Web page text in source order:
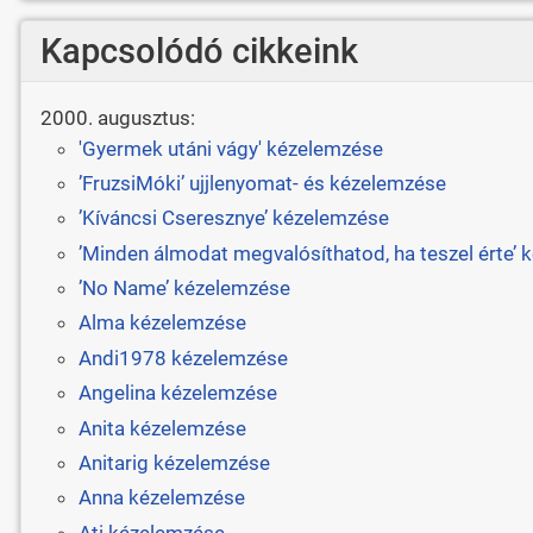
Kapcsolódó cikkeink
2000. augusztus:
'Gyermek utáni vágy' kézelemzése
’FruzsiMóki’ ujjlenyomat- és kézelemzése
’Kíváncsi Cseresznye’ kézelemzése
’Minden álmodat megvalósíthatod, ha teszel érte’
’No Name’ kézelemzése
Alma kézelemzése
Andi1978 kézelemzése
Angelina kézelemzése
Anita kézelemzése
Anitarig kézelemzése
Anna kézelemzése